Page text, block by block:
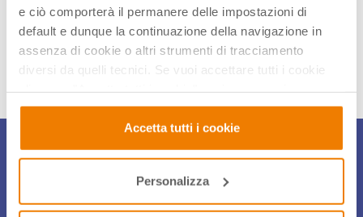
e ciò comporterà il permanere delle impostazioni di
default e dunque la continuazione della navigazione in
assenza di cookie o altri strumenti di tracciamento
diversi da quelli tecnici. Se vuoi accettare tutti i cookie
autonomamente selezionare i cookie da accettare clicca
su "Personalizza". Se vuoi saperne di più consulta la
nostraPrivacy e Cookie Policy.
Accetta tutti i cookie
Personalizza
Condividi articolo
Iscriviti alla Newsletter
Per restare sempre aggiornato sulle novità, gli eventi e le
iniziative di didattica innovativa iscriviti alla nostra